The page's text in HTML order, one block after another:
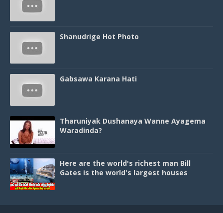
Shanudrige Hot Photo
Gabsawa Karana Hati
Tharuniyak Dushanaya Wanne Ayagema
Waradinda?
Here are the world's richest man Bill
Gates is the world's largest houses